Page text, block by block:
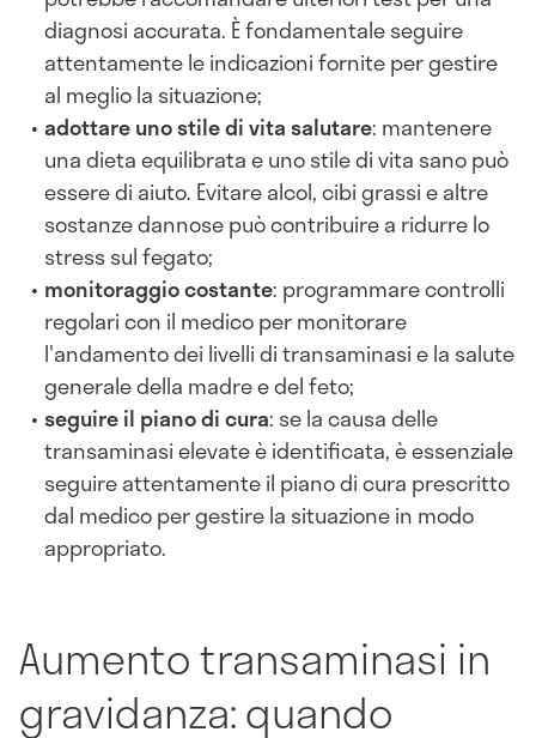
diagnosi accurata. È fondamentale seguire
attentamente le indicazioni fornite per gestire
al meglio la situazione;
adottare uno stile di vita salutare: mantenere
una dieta equilibrata e uno stile di vita sano può
essere di aiuto. Evitare alcol, cibi grassi e altre
sostanze dannose può contribuire a ridurre lo
stress sul fegato;
monitoraggio costante: programmare controlli
regolari con il medico per monitorare
l'andamento dei livelli di transaminasi e la salute
generale della madre e del feto;
seguire il piano di cura: se la causa delle
transaminasi elevate è identificata, è essenziale
seguire attentamente il piano di cura prescritto
dal medico per gestire la situazione in modo
appropriato.
Aumento transaminasi in
gravidanza: quando